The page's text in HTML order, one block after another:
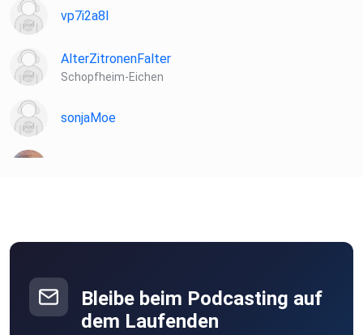
vp7i2a8l
AlterZitronenFalter
Schopfheim-Eichen
sonjaMoe
Amsterdam
JohannaE
Villach
Bleibe beim Podcasting auf
dem Laufenden